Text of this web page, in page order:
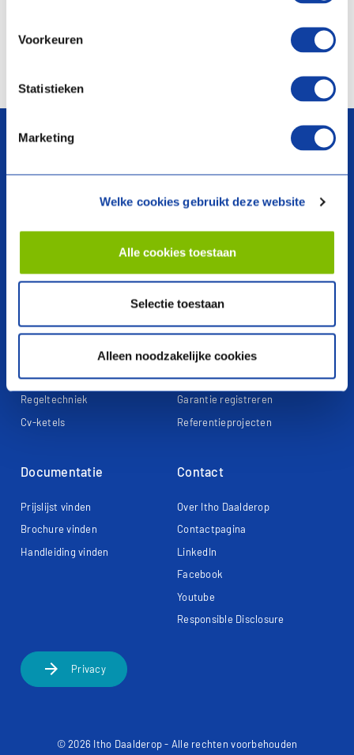
Voorkeuren
Statistieken
Marketing
Welke cookies gebruikt deze website
Alle cookies toestaan
Selectie toestaan
Alleen noodzakelijke cookies
search
Warmtepompen
Boilers en voorraadvaten
Regeltechniek
Cv-ketels
Over ons
Voorwaarden
Webshop
Garantieclaim
Garantie registreren
Referentieprojecten
Documentatie
Prijslijst vinden
Brochure vinden
Handleiding vinden
Contact
Over Itho Daalderop
Contactpagina
LinkedIn
Facebook
Youtube
Responsible Disclosure
arrow_forward Privacy
© 2026 Itho Daalderop - Alle rechten voorbehouden